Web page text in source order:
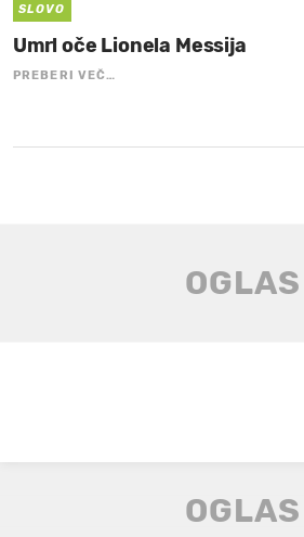
SLOVO
Umrl oče Lionela Messija
PREBERI VEČ…